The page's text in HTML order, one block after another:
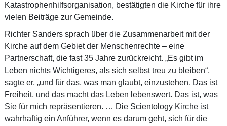
Katastrophenhilfsorganisation, bestätigten die Kirche für ihre
vielen Beiträge zur Gemeinde.
Richter Sanders sprach über die Zusammenarbeit mit der
Kirche auf dem Gebiet der Menschenrechte – eine
Partnerschaft, die fast 35 Jahre zurückreicht. „Es gibt im
Leben nichts Wichtigeres, als sich selbst treu zu bleiben“,
sagte er, „und für das, was man glaubt, einzustehen. Das ist
Freiheit, und das macht das Leben lebenswert. Das ist, was
Sie für mich repräsentieren. … Die Scientology Kirche ist
wahrhaftig ein Anführer, wenn es darum geht, sich für die